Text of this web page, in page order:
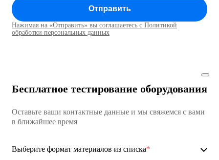
Коммутатор доступа MES1428
Коммутаторы доступа01
Коммутатор доступа MES1428
Коммутатор доступа MES1428
Коммутаторы доступа
Отправить
Нажимая на «Отправить» вы соглашаетесь с Политикой
обработки персональных данных
Бесплатное тестирование оборудования
Оставьте ваши контактные данные и мы свяжемся с вами
в ближайшее время
Выберите формат материалов из списка*